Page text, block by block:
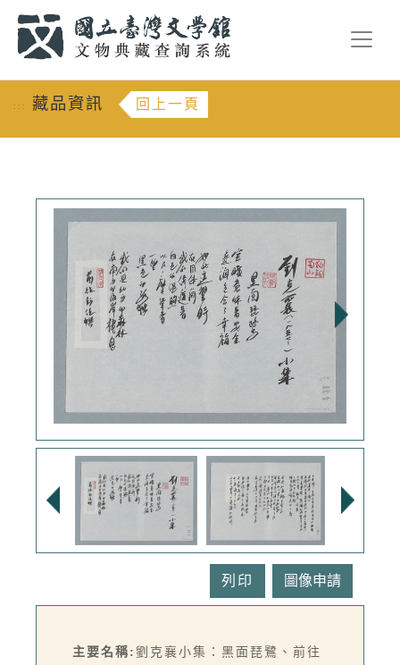
::: 藏品資訊 回上一頁
列印
主要名稱: 劉克襄小集：黑面琵鷺、前往